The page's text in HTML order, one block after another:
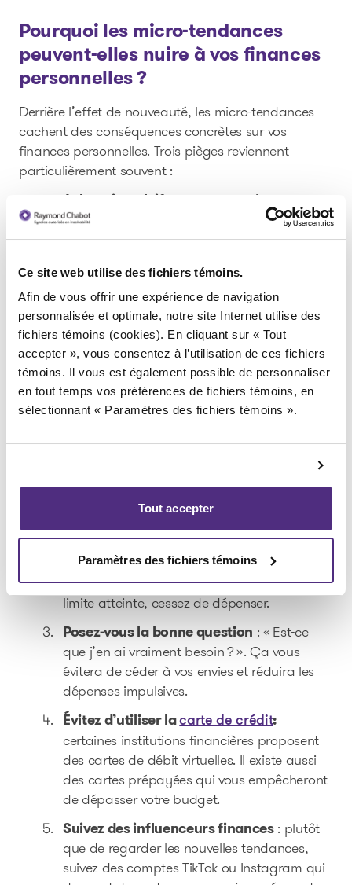
Ce site web utilise des fichiers témoins.
Afin de vous offrir une expérience de navigation
personnalisée et optimale, notre site Internet utilise des
fichiers témoins (cookies). En cliquant sur « Tout
accepter », vous consentez à l’utilisation de ces fichiers
témoins. Il vous est également possible de personnaliser
en tout temps vos préférences de fichiers témoins, en
sélectionnant « Paramètres des fichiers témoins ».
Tout accepter
Paramètres des fichiers témoins
Pourquoi les micro-tendances
peuvent-elles nuire à vos finances
personnelles ?
Derrière l’effet de nouveauté, les micro-tendances
cachent des conséquences concrètes sur vos
finances personnelles. Trois pièges reviennent
particulièrement souvent :
Achats impulsifs
: votre envie d’acheter
vient davantage de la pression sociale que
d’un vrai besoin.
Budget qui fond: cespetits achats de 20 $
ou 40 $ finissent par peser lourdà la fin du
mois.
Objets vite oubliés: quand la tendance
passe, l’article perd de sa valeur… mais
l’argent, lui, est déjà dépensé !
Astuces pour garder le contrôle sur
vos dépenses
que le coup de cœur passe de lui-même.
Fixez-vous un budget « plaisirs »:
accordez-vous un montant précis chaque
mois pour les tendances virales. Une fois la
limite atteinte, cessez de dépenser.
Posez-vous la bonne question : « Est-ce
que j’en ai vraiment besoin ? ». Ça vous
évitera de céder à vos envies et réduira les
dépenses impulsives.
Évitez d’utiliser lacarte de crédit:
certaines institutions financières proposent
des cartes de débit virtuelles. Il existe aussi
des cartes prépayées qui vous empêcheront
de dépasser votre budget.
Suivez des influenceurs finances: plutôt
que de regarder les nouvelles tendances,
suivez des comptes TikTok ou Instagram qui